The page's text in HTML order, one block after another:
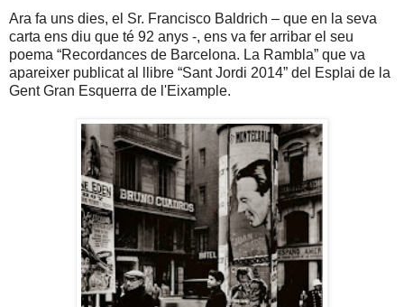
Ara fa uns dies, el Sr. Francisco Baldrich – que en la seva
carta ens diu que té 92 anys -, ens va fer arribar el seu
poema “Recordances de Barcelona. La Rambla” que va
apareixer publicat al llibre “Sant Jordi 2014” del Esplai de la
Gent Gran Esquerra de l'Eixample.